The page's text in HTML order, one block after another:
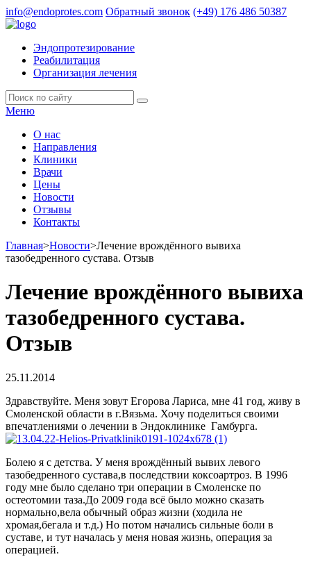
info@endoprotes.com Обратный звонок (+49) 176 486 50387
Эндопротезирование
Реабилитация
Организация лечения
Меню
О нас
Направления
Клиники
Врачи
Цены
Новости
Отзывы
Контакты
Главная>Новости>Лечение врождённого вывиха
тазобедренного сустава. Отзыв
Лечение врождённого вывиха
тазобедренного сустава.
Отзыв
25.11.2014
Здравствуйте. Меня зовут Егорова Лариса, мне 41 год, живу в
Смоленской области в г.Вязьма. Хочу поделиться своими
впечатлениями о лечении в Эндоклинике Гамбурга.
Болею я с детства. У меня врождённый вывих левого
тазобедренного сустава,в последствии коксоартроз. В 1996
году мне было сделано три операции в Смоленске по
остеотомии таза.До 2009 года всё было можно сказать
нормально,вела обычный образ жизни (ходила не
хромая,бегала и т.д.) Но потом начались сильные боли в
суставе, и тут началась у меня новая жизнь, операция за
операцией.